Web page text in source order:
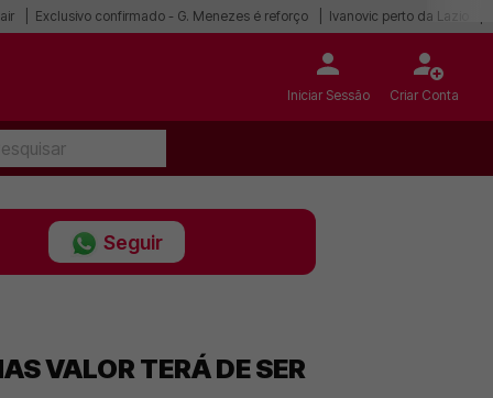
Exclusivo confirmado - G. Menezes é reforço Ivanovic perto da Lazio
Iniciar Sessão Criar Conta
Seguir
VALOR TERÁ DE SER